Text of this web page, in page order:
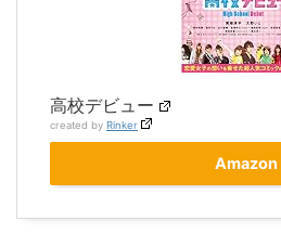
高校デビュー
created by Rinker
Amazon